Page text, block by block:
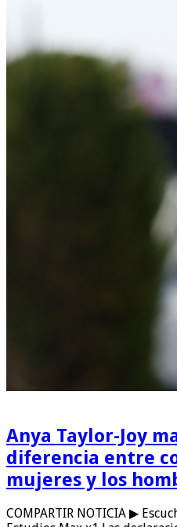
Anya Taylor-Joy
diferencia entre
mujeres y los
COMPARTIR NOTICIA ▶